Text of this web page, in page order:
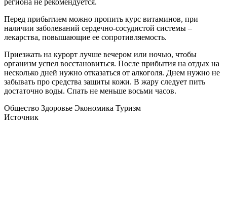
региона не рекомендуется.
Перед прибытием можно пропить курс витаминов, при
наличии заболеваний сердечно-сосудистой системы –
лекарства, повышающие ее сопротивляемость.
Приезжать на курорт лучше вечером или ночью, чтобы
организм успел восстановиться. После прибытия на отдых на
несколько дней нужно отказаться от алкоголя. Днем нужно не
забывать про средства защиты кожи. В жару следует пить
достаточно воды. Спать не меньше восьми часов.
Общество Здоровье Экономика Туризм
Источник